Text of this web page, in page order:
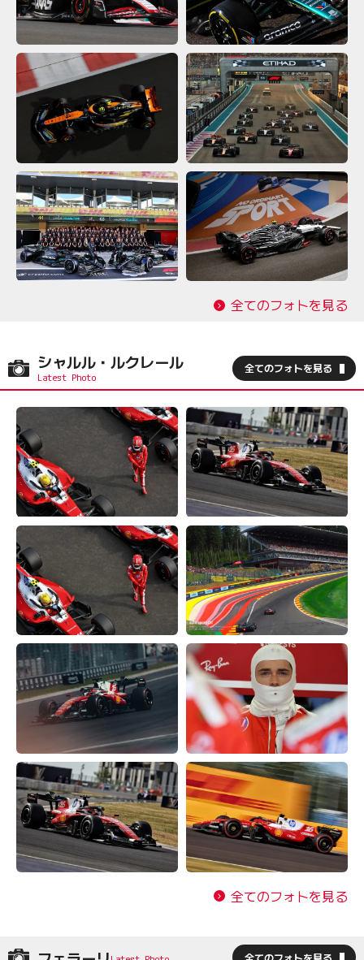
全てのフォトを見る
シャルル・ルクレール 全てのフォトを見る
全てのフォトを見る
全てのフォトを見る